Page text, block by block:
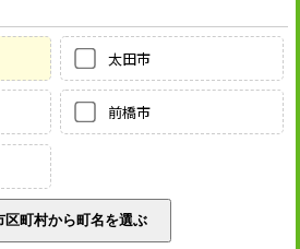
太田市
前橋市